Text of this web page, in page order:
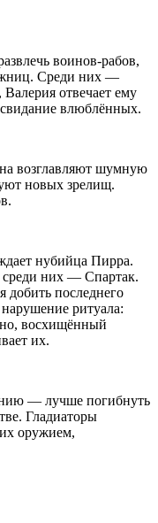
воинов-рабов,
Среди них —
отвечает ему
влюблённых.
возглавляют шумную
новых зрелищ.
нубийца Пирра.
среди них — Спартак.
добить последнего
ритуала:
восхищённый
их.
— лучше погибнуть
Гладиаторы
оружием,